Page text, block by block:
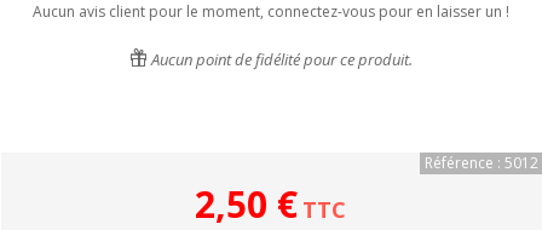
Aucun avis client pour le moment, connectez-vous pour en laisser un !
Aucun point de fidélité pour ce produit.
Référence : 5012
2,50 € TTC